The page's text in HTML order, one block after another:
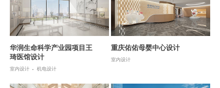
华润生命科学产业园项目王
琦医馆设计
室内设计 机电设计
重庆佑佑母婴中心设计
室内设计